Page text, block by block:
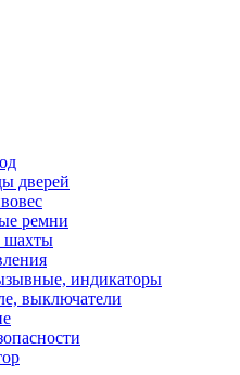
дверей
ремни
шахты
индикаторы
выключатели